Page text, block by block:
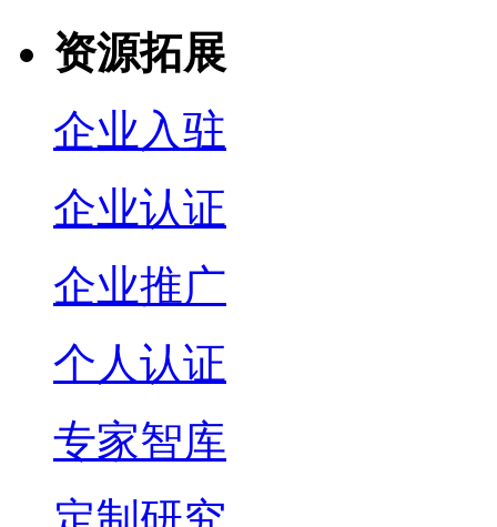
资源拓展
企业入驻
企业认证
企业推广
个人认证
专家智库